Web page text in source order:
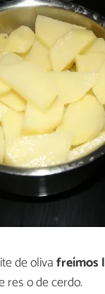
de olivafreímos
res o de cerdo.